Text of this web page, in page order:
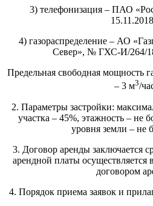
3) телефонизация – ПАО
4) газораспределение – АО
Север», № ГХС-И/264/
Предельная свободная мощность
– 3 м3/
2. Параметры застройки:
участка – 45%, этажность – не
уровня земли – не
3. Договор аренды заключается
арендной платы осуществляется
договором
4. Порядок приема заявок и